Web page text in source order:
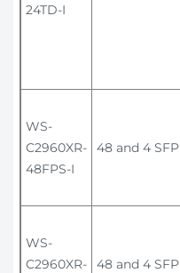
24TD-I
WS-
C2960XR-
48FPS-I
48 and 4 SFP
WS-
C2960XR-
48 and 4 SFP